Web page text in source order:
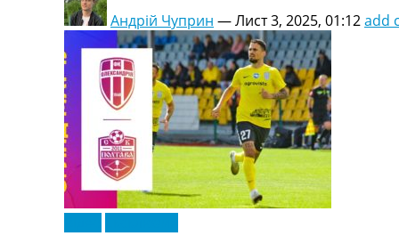
Андрій Чуприн —Лист 3, 2025, 01:12add